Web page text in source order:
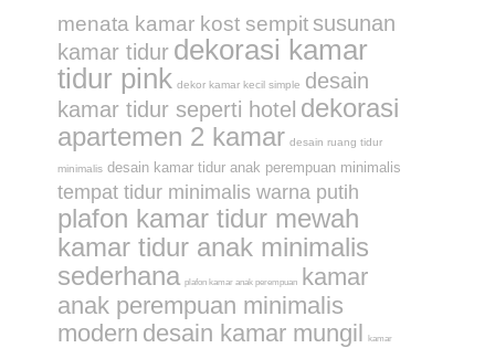
menata kamar kost sempit susunan
kamar tidur dekorasi kamar
tidur pink dekor kamar kecil simple desain
kamar tidur seperti hotel dekorasi
apartemen 2 kamar desain ruang tidur
minimalis desain kamar tidur anak perempuan minimalis
tempat tidur minimalis warna putih
plafon kamar tidur mewah
kamar tidur anak minimalis
sederhana plafon kamar anak perempuan
kamar
anak perempuan minimalis
modern desain kamar mungil kamar